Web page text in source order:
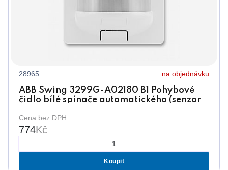
28965 na objednávku
ABB Swing 3299G-A02180 B1 Pohybové
čidlo bílé spínače automatického (senzor
Cena bez DPH
774Kč
Koupit